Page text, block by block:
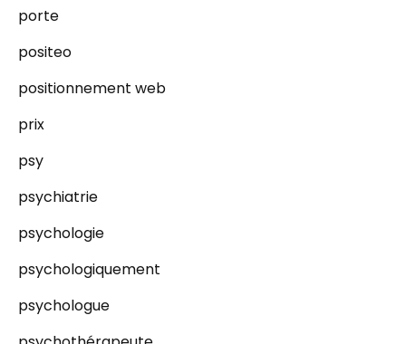
porte
positeo
positionnement web
prix
psy
psychiatrie
psychologie
psychologiquement
psychologue